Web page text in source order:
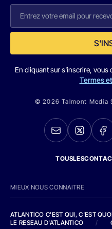
En cliquant sur s'inscrire, vous
Termes
© 2026 Talmont Media
MIEUX NOUS CONNAITRE
ATLANTICO C'EST QUI, C'EST
LE RESEAU D'ATLANTICO
/